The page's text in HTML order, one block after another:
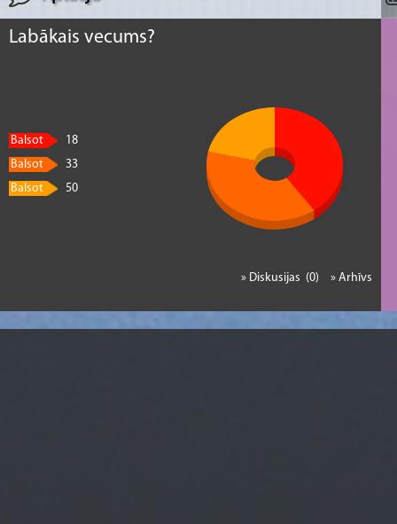
Labākais vecums?
Balsot
18
Balsot
33
Balsot
50
» Arhīvs
» Diskusijas (0)